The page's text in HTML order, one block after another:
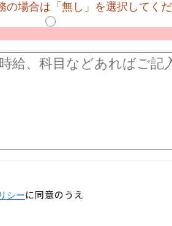
の場合は「無し」を選択してく
シーに同意のうえ